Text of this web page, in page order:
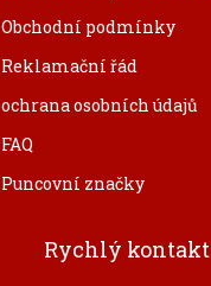
Obchodní podmínky
Reklamační řád
ochrana osobních údajů
FAQ
Puncovní značky
Rychlý kontakt